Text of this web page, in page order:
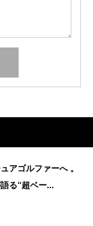
アゴルファーへ 。
る“超ベー...